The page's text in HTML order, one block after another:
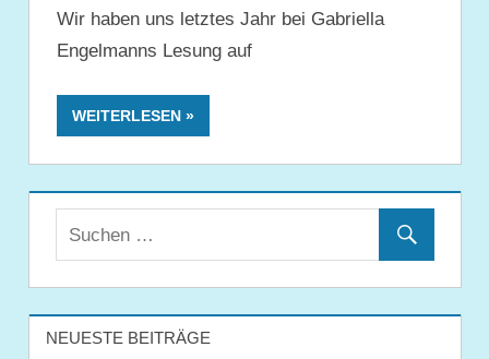
Wir haben uns letztes Jahr bei Gabriella
Engelmanns Lesung auf
WEITERLESEN
NEUESTE BEITRÄGE